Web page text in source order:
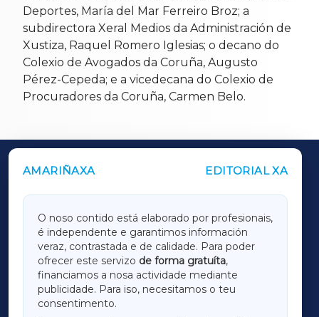
Deportes, María del Mar Ferreiro Broz; a
subdirectora Xeral Medios da Administración de
Xustiza, Raquel Romero Iglesias; o decano do
Colexio de Avogados da Coruña, Augusto
Pérez-Cepeda; e a vicedecana do Colexio de
Procuradores da Coruña, Carmen Belo.
AMARIÑAXA EDITORIAL XA
O noso contido está elaborado por profesionais,
é independente e garantimos información
veraz, contrastada e de calidade. Para poder
ofrecer este servizo de forma gratuíta,
financiamos a nosa actividade mediante
publicidade. Para iso, necesitamos o teu
consentimento.
OUTROS PERIÓDICOS
LUGOXA
TERRACHAXA